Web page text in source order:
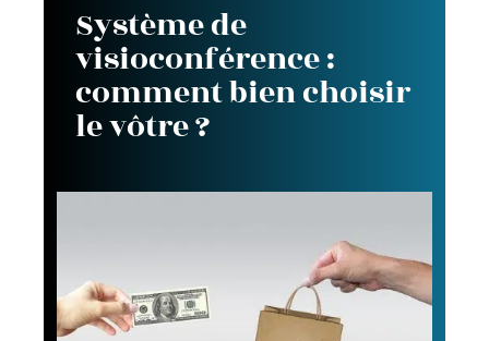
Système de
visioconférence :
comment bien choisir
le vôtre ?